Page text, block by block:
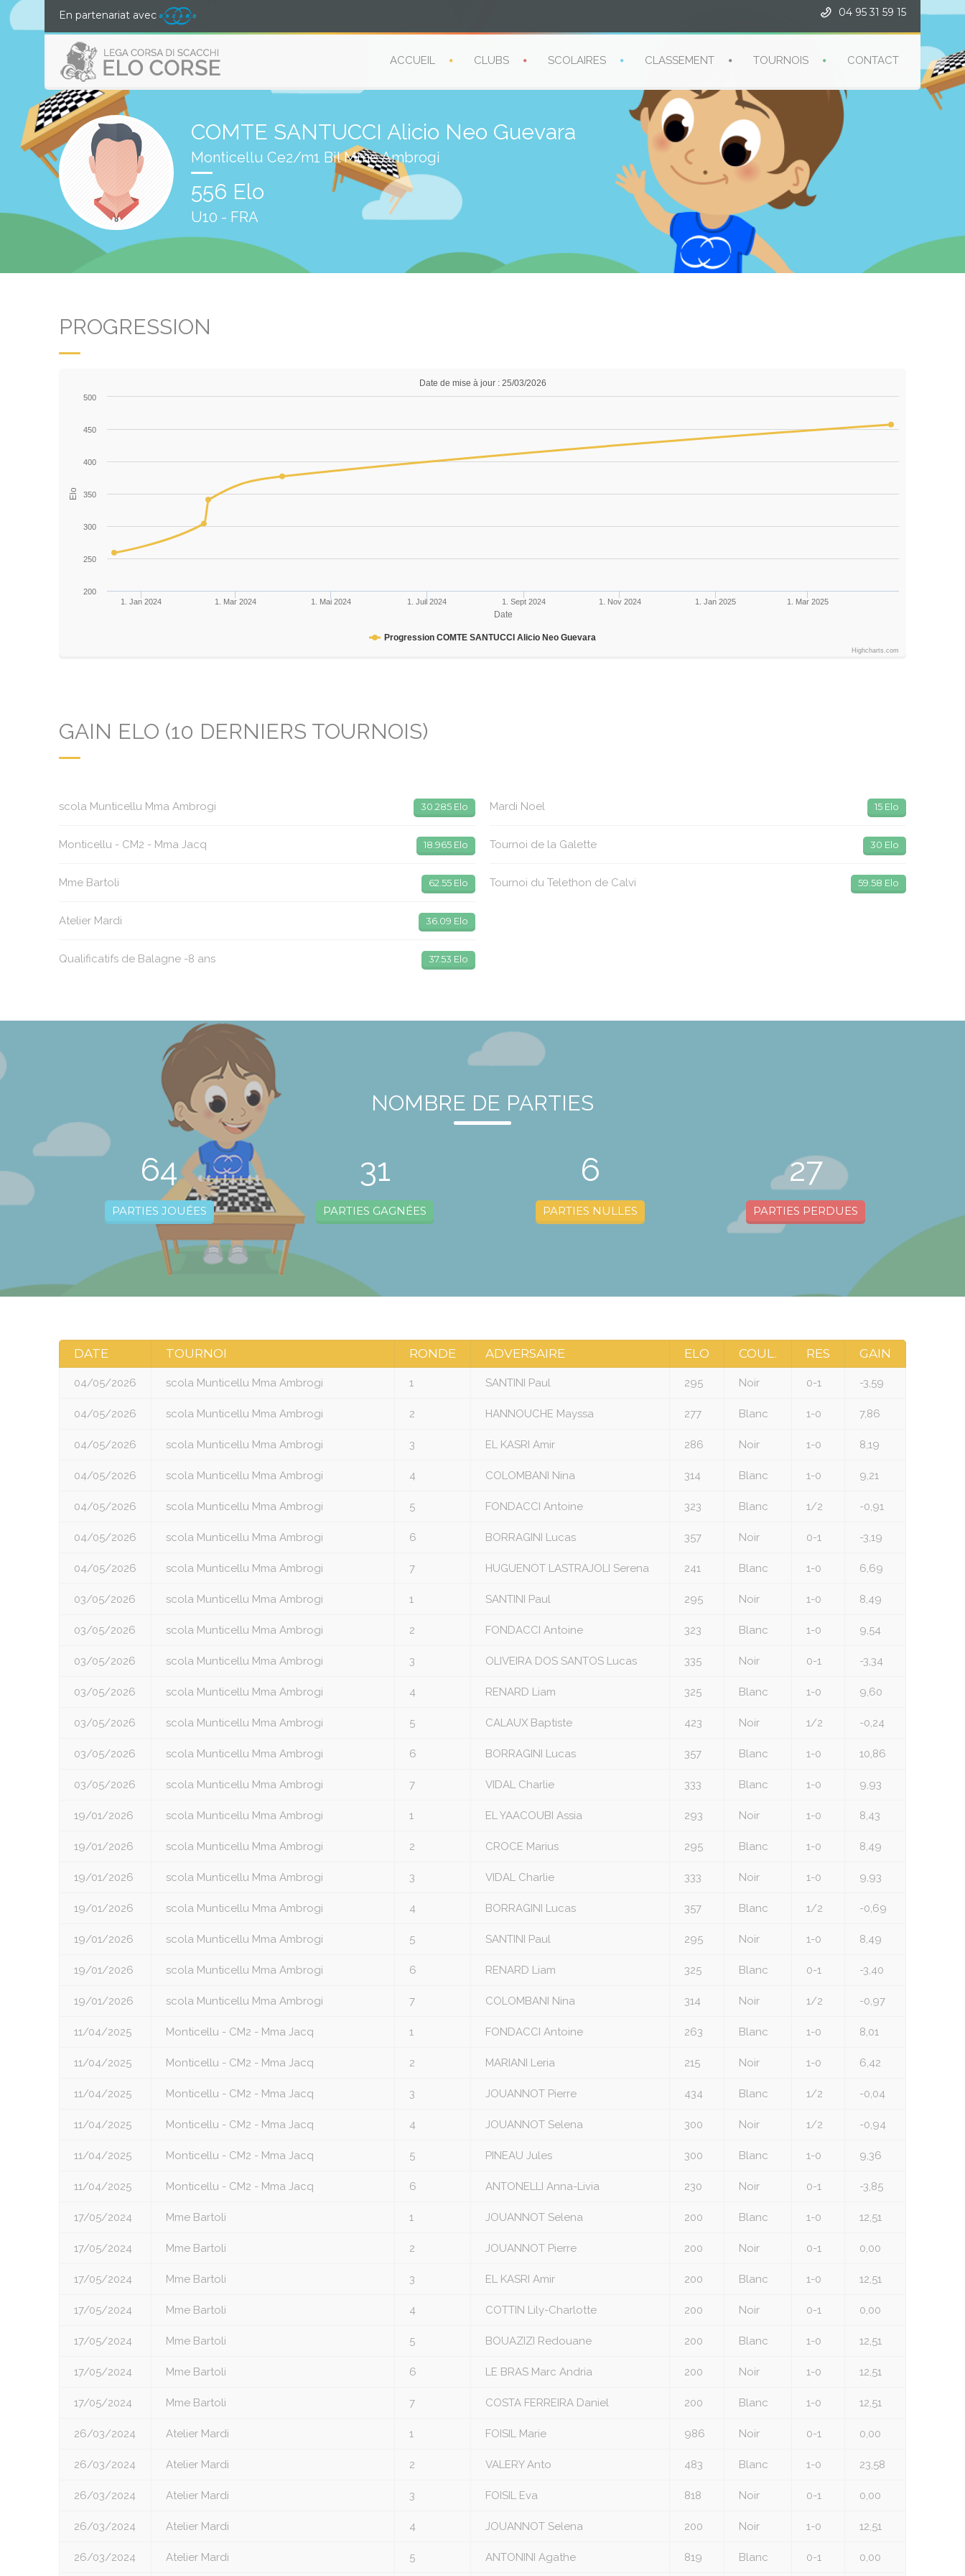
En partenariat avec 04 95 31 59 15
ACCUEIL CLUBS SCOLAIRES CLASSEMENT TOURNOIS CONTACT
COMTE SANTUCCI Alicio Neo Guevara
Monticellu Ce2/m1 Bil Mme Ambrogi
556 Elo
U10 - FRA
PROGRESSION
Date
Elo
Date de mise à jour : 25/03/2026
Progression COMTE SANTUCCI Alicio Neo Guevara
1. Jan 2024 1. Mar 2024 1. Mai 2024 1. Juil 2024 1. Sept 2024 1. Nov 2024 1. Jan 2025 1. Mar 2025
200
250
300
350
400
450
500
Highcharts.com
GAIN ELO (10 DERNIERS TOURNOIS)
scola Munticellu Mma Ambrogi 30.285 Elo
Monticellu - CM2 - Mma Jacq 18.965 Elo
Mme Bartoli 62.55 Elo
Atelier Mardi 36.09 Elo
Qualificatifs de Balagne -8 ans 37.53 Elo
Mardi Noel 15 Elo
Tournoi de la Galette 30 Elo
Tournoi du Telethon de Calvi 59.58 Elo
NOMBRE DE PARTIES
64
PARTIES JOUÉES
31
PARTIES GAGNÉES
6
PARTIES NULLES
27
PARTIES PERDUES
DATE TOURNOI RONDE ADVERSAIRE ELO COUL. RES GAIN
04/05/2026 scola Munticellu Mma Ambrogi 1 SANTINI Paul 295 Noir 0-1 -3,59
04/05/2026 scola Munticellu Mma Ambrogi 2 HANNOUCHE Mayssa 277 Blanc 1-0 7,86
04/05/2026 scola Munticellu Mma Ambrogi 3 EL KASRI Amir 286 Noir 1-0 8,19
04/05/2026 scola Munticellu Mma Ambrogi 4 COLOMBANI Nina 314 Blanc 1-0 9,21
04/05/2026 scola Munticellu Mma Ambrogi 5 FONDACCI Antoine 323 Blanc 1/2 -0,91
04/05/2026 scola Munticellu Mma Ambrogi 6 BORRAGINI Lucas 357 Noir 0-1 -3,19
04/05/2026 scola Munticellu Mma Ambrogi 7 HUGUENOT LASTRAJOLI Serena 241 Blanc 1-0 6,69
03/05/2026 scola Munticellu Mma Ambrogi 1 SANTINI Paul 295 Noir 1-0 8,49
03/05/2026 scola Munticellu Mma Ambrogi 2 FONDACCI Antoine 323 Blanc 1-0 9,54
03/05/2026 scola Munticellu Mma Ambrogi 3 OLIVEIRA DOS SANTOS Lucas 335 Noir 0-1 -3,34
03/05/2026 scola Munticellu Mma Ambrogi 4 RENARD Liam 325 Blanc 1-0 9,60
03/05/2026 scola Munticellu Mma Ambrogi 5 CALAUX Baptiste 423 Noir 1/2 -0,24
03/05/2026 scola Munticellu Mma Ambrogi 6 BORRAGINI Lucas 357 Blanc 1-0 10,86
03/05/2026 scola Munticellu Mma Ambrogi 7 VIDAL Charlie 333 Blanc 1-0 9,93
19/01/2026 scola Munticellu Mma Ambrogi 1 EL YAACOUBI Assia 293 Noir 1-0 8,43
19/01/2026 scola Munticellu Mma Ambrogi 2 CROCE Marius 295 Blanc 1-0 8,49
19/01/2026 scola Munticellu Mma Ambrogi 3 VIDAL Charlie 333 Noir 1-0 9,93
19/01/2026 scola Munticellu Mma Ambrogi 4 BORRAGINI Lucas 357 Blanc 1/2 -0,69
19/01/2026 scola Munticellu Mma Ambrogi 5 SANTINI Paul 295 Noir 1-0 8,49
19/01/2026 scola Munticellu Mma Ambrogi 6 RENARD Liam 325 Blanc 0-1 -3,40
19/01/2026 scola Munticellu Mma Ambrogi 7 COLOMBANI Nina 314 Noir 1/2 -0,97
11/04/2025 Monticellu - CM2 - Mma Jacq 1 FONDACCI Antoine 263 Blanc 1-0 8,01
11/04/2025 Monticellu - CM2 - Mma Jacq 2 MARIANI Leria 215 Noir 1-0 6,42
11/04/2025 Monticellu - CM2 - Mma Jacq 3 JOUANNOT Pierre 434 Blanc 1/2 -0,04
11/04/2025 Monticellu - CM2 - Mma Jacq 4 JOUANNOT Selena 300 Noir 1/2 -0,94
11/04/2025 Monticellu - CM2 - Mma Jacq 5 PINEAU Jules 300 Blanc 1-0 9,36
11/04/2025 Monticellu - CM2 - Mma Jacq 6 ANTONELLI Anna-Livia 230 Noir 0-1 -3,85
17/05/2024 Mme Bartoli 1 JOUANNOT Selena 200 Blanc 1-0 12,51
17/05/2024 Mme Bartoli 2 JOUANNOT Pierre 200 Noir 0-1 0,00
17/05/2024 Mme Bartoli 3 EL KASRI Amir 200 Blanc 1-0 12,51
17/05/2024 Mme Bartoli 4 COTTIN Lily-Charlotte 200 Noir 0-1 0,00
17/05/2024 Mme Bartoli 5 BOUAZIZI Redouane 200 Blanc 1-0 12,51
17/05/2024 Mme Bartoli 6 LE BRAS Marc Andria 200 Noir 1-0 12,51
17/05/2024 Mme Bartoli 7 COSTA FERREIRA Daniel 200 Blanc 1-0 12,51
26/03/2024 Atelier Mardi 1 FOISIL Marie 986 Noir 0-1 0,00
26/03/2024 Atelier Mardi 2 VALERY Anto 483 Blanc 1-0 23,58
26/03/2024 Atelier Mardi 3 FOISIL Eva 818 Noir 0-1 0,00
26/03/2024 Atelier Mardi 4 JOUANNOT Selena 200 Noir 1-0 12,51
26/03/2024 Atelier Mardi 5 ANTONINI Agathe 819 Blanc 0-1 0,00